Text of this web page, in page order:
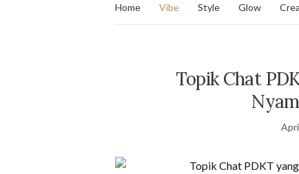
Home Vibe Style Glow
Topik Chat